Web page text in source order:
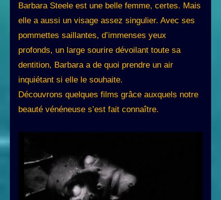
Barbara Steele est une belle femme, certes. Mais
elle a aussi un visage assez singulier. Avec ses
pommettes saillantes, d’immenses yeux
profonds, un large sourire dévoilant toute sa
dentition, Barbara a de quoi prendre un air
inquiétant si elle le souhaite.
Découvrons quelques films grâce auxquels notre
beauté vénéneuse s’est fait connaître.